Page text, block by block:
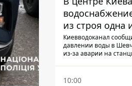
из строя одна
станций
Киевводоканал
давлении воды в
из-за аварии на
10:00